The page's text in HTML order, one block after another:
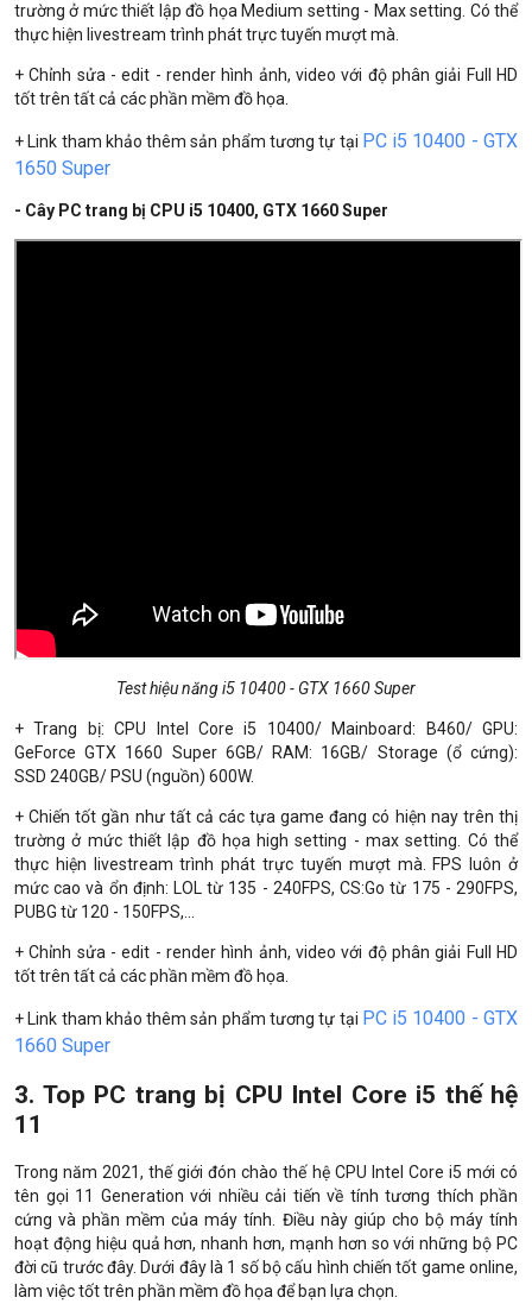
trường ở mức thiết lập đồ họa Medium setting - Max setting. Có thể
thực hiện livestream trình phát trực tuyến mượt mà.
+ Chỉnh sửa - edit - render hình ảnh, video với độ phân giải Full HD
tốt trên tất cả các phần mềm đồ họa.
+ Link tham khảo thêm sản phẩm tương tự tại PC i5 10400 - GTX
1650 Super
- Cây PC trang bị CPU i5 10400, GTX 1660 Super
Test hiệu năng i5 10400 - GTX 1660 Super
+ Trang bị: CPU Intel Core i5 10400/ Mainboard: B460/ GPU:
GeForce GTX 1660 Super 6GB/ RAM: 16GB/ Storage (ổ cứng):
SSD 240GB/ PSU (nguồn) 600W.
+ Chiến tốt gần như tất cả các tựa game đang có hiện nay trên thị
trường ở mức thiết lập đồ họa high setting - max setting. Có thể
thực hiện livestream trình phát trực tuyến mượt mà. FPS luôn ở
mức cao và ổn định: LOL từ 135 - 240FPS, CS:Go từ 175 - 290FPS,
PUBG từ 120 - 150FPS,...
+ Chỉnh sửa - edit - render hình ảnh, video với độ phân giải Full HD
tốt trên tất cả các phần mềm đồ họa.
+ Link tham khảo thêm sản phẩm tương tự tại PC i5 10400 - GTX
1660 Super
3. Top PC trang bị CPU Intel Core i5 thế hệ
11
Trong năm 2021, thế giới đón chào thế hệ CPU Intel Core i5 mới có
tên gọi 11 Generation với nhiều cải tiến về tính tương thích phần
cứng và phần mềm của máy tính. Điều này giúp cho bộ máy tính
hoạt động hiệu quả hơn, nhanh hơn, mạnh hơn so với những bộ PC
đời cũ trước đây. Dưới đây là 1 số bộ cấu hình chiến tốt game online,
làm việc tốt trên phần mềm đồ họa để bạn lựa chọn.